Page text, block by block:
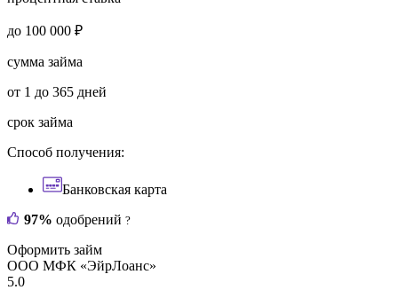
до 100 000 ₽
сумма займа
от 1 до 365 дней
срок займа
Способ получения:
Банковская карта
97% одобрений ?
Оформить займ
ООО МФК «ЭйрЛоанс»
5.0